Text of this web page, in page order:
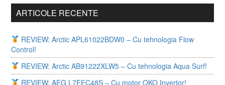
ARTICOLE RECENTE
REVIEW: Arctic APL61022BDW0 – Cu tehnologia Flow
Control!
REVIEW: Arctic AB91222XLW5 – Cu tehnologia Aqua Surf!
REVIEW: AEG L7FEC48S – Cu motor OKO Invertor!